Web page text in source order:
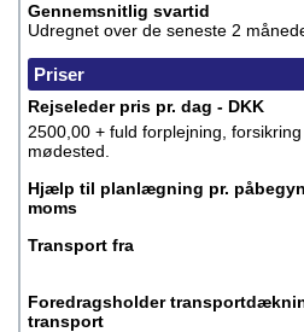
Gennemsnitlig svartid
Udregnet over de seneste 2
Priser
Rejseleder pris pr. dag - DKK
2500,00 + fuld forplejning,
mødested.
Hjælp til planlægning pr.
moms
Transport fra
Foredragsholder
transport